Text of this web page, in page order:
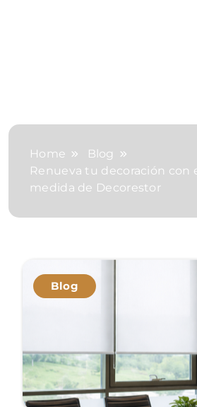
Home
Blog
Renueva tu decoración con
medida de Decorestor
Blog